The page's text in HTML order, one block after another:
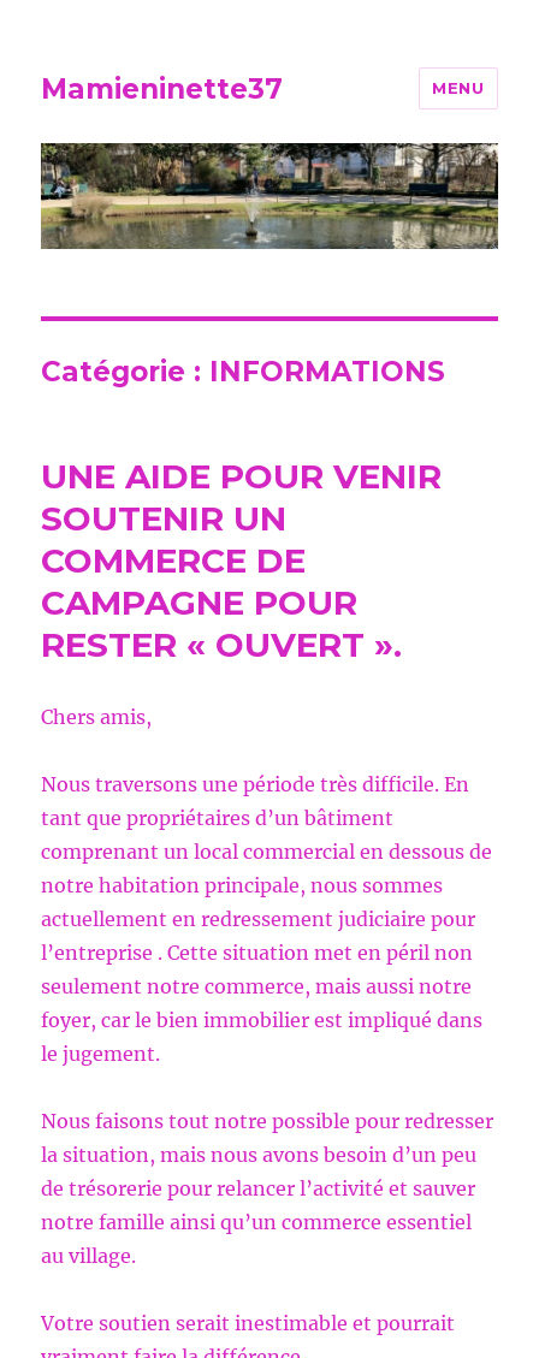
Mamieninette37 MENU
Catégorie : INFORMATIONS
UNE AIDE POUR VENIR
SOUTENIR UN
COMMERCE DE
CAMPAGNE POUR
RESTER « OUVERT ».
Chers amis,
Nous traversons une période très difficile. En
tant que propriétaires d’un bâtiment
comprenant un local commercial en dessous de
notre habitation principale, nous sommes
actuellement en redressement judiciaire pour
l’entreprise . Cette situation met en péril non
seulement notre commerce, mais aussi notre
foyer, car le bien immobilier est impliqué dans
le jugement.
Nous faisons tout notre possible pour redresser
la situation, mais nous avons besoin d’un peu
de trésorerie pour relancer l’activité et sauver
notre famille ainsi qu’un commerce essentiel
au village.
Votre soutien serait inestimable et pourrait